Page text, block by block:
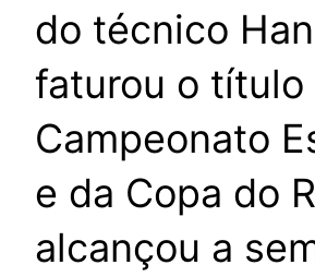
do técnico
faturou o título
Campeonato
e da Copa do
alcançou a